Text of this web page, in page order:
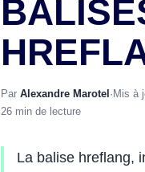
Par Alexandre Marotel · Mis à
26 min de lecture
La balise hreflang,